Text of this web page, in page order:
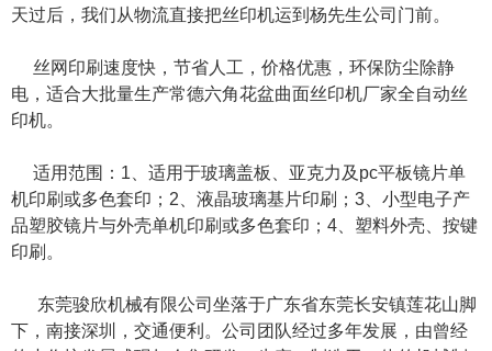
天过后，我们从物流直接把丝印机运到杨先生公司门前。
丝网印刷速度快，节省人工，价格优惠，环保防尘除静
电，适合大批量生产常德六角花盆曲面丝印机厂家全自动丝
印机。
适用范围：1、适用于玻璃盖板、亚克力及pc平板镜片单
机印刷或多色套印；2、液晶玻璃基片印刷；3、小型电子产
品塑胶镜片与外壳单机印刷或多色套印；4、塑料外壳、按键
印刷。
东莞骏欣机械有限公司坐落于广东省东莞长安镇莲花山脚
下，南接深圳，交通便利。公司团队经过多年发展，由曾经